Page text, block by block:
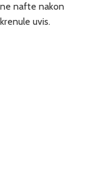
nafte nakon
uvis.